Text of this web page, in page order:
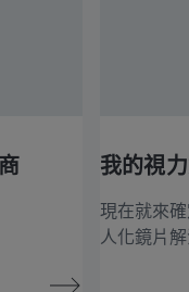
我的視
現在就來
人化鏡片解